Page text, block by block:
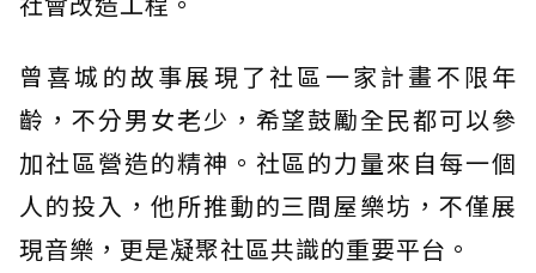
曾喜城的故事展現了社區一家計畫不限年
齡，不分男女老少，希望鼓勵全民都可以參
加社區營造的精神。社區的力量來自每一個
人的投入，他所推動的三間屋樂坊，不僅展
現音樂，更是凝聚社區共識的重要平台。